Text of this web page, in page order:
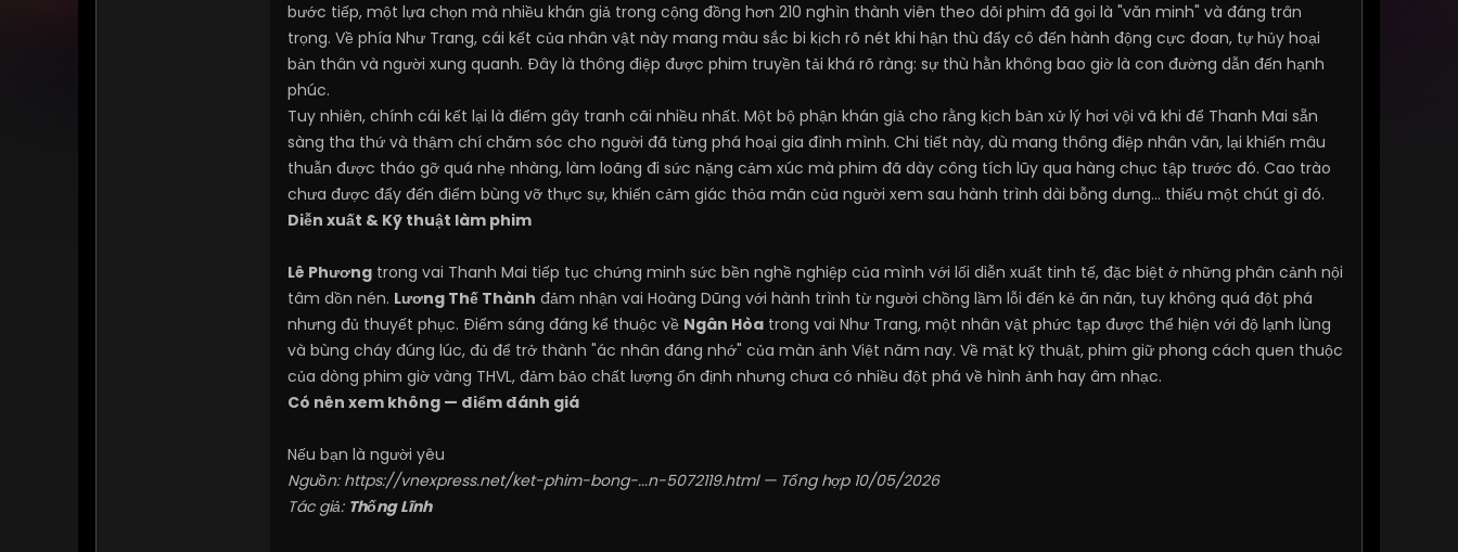
bước tiếp, một lựa chọn mà nhiều khán giả trong cộng đồng hơn 210 nghìn thành viên theo dõi phim đã gọi là "văn minh" và đáng trân
trọng. Về phía Như Trang, cái kết của nhân vật này mang màu sắc bi kịch rõ nét khi hận thù đẩy cô đến hành động cực đoan, tự hủy hoại
bản thân và người xung quanh. Đây là thông điệp được phim truyền tải khá rõ ràng: sự thù hằn không bao giờ là con đường dẫn đến hạnh
phúc.
Tuy nhiên, chính cái kết lại là điểm gây tranh cãi nhiều nhất. Một bộ phận khán giả cho rằng kịch bản xử lý hơi vội vã khi để Thanh Mai sẵn
sàng tha thứ và thậm chí chăm sóc cho người đã từng phá hoại gia đình mình. Chi tiết này, dù mang thông điệp nhân văn, lại khiến mâu
thuẫn được tháo gỡ quá nhẹ nhàng, làm loãng đi sức nặng cảm xúc mà phim đã dày công tích lũy qua hàng chục tập trước đó. Cao trào
chưa được đẩy đến điểm bùng vỡ thực sự, khiến cảm giác thỏa mãn của người xem sau hành trình dài bỗng dưng... thiếu một chút gì đó.
Diễn xuất & Kỹ thuật làm phim
Lê Phương trong vai Thanh Mai tiếp tục chứng minh sức bền nghề nghiệp của mình với lối diễn xuất tinh tế, đặc biệt ở những phân cảnh nội
tâm dồn nén. Lương Thế Thành đảm nhận vai Hoàng Dũng với hành trình từ người chồng lầm lỗi đến kẻ ăn năn, tuy không quá đột phá
nhưng đủ thuyết phục. Điểm sáng đáng kể thuộc về Ngân Hòa trong vai Như Trang, một nhân vật phức tạp được thể hiện với độ lạnh lùng
và bùng cháy đúng lúc, đủ để trở thành "ác nhân đáng nhớ" của màn ảnh Việt năm nay. Về mặt kỹ thuật, phim giữ phong cách quen thuộc
của dòng phim giờ vàng THVL, đảm bảo chất lượng ổn định nhưng chưa có nhiều đột phá về hình ảnh hay âm nhạc.
Có nên xem không — điểm đánh giá
Nếu bạn là người yêu
Nguồn: https://vnexpress.net/ket-phim-bong-...n-5072119.html— Tổng hợp 10/05/2026
Tác giả: Thống Lĩnh